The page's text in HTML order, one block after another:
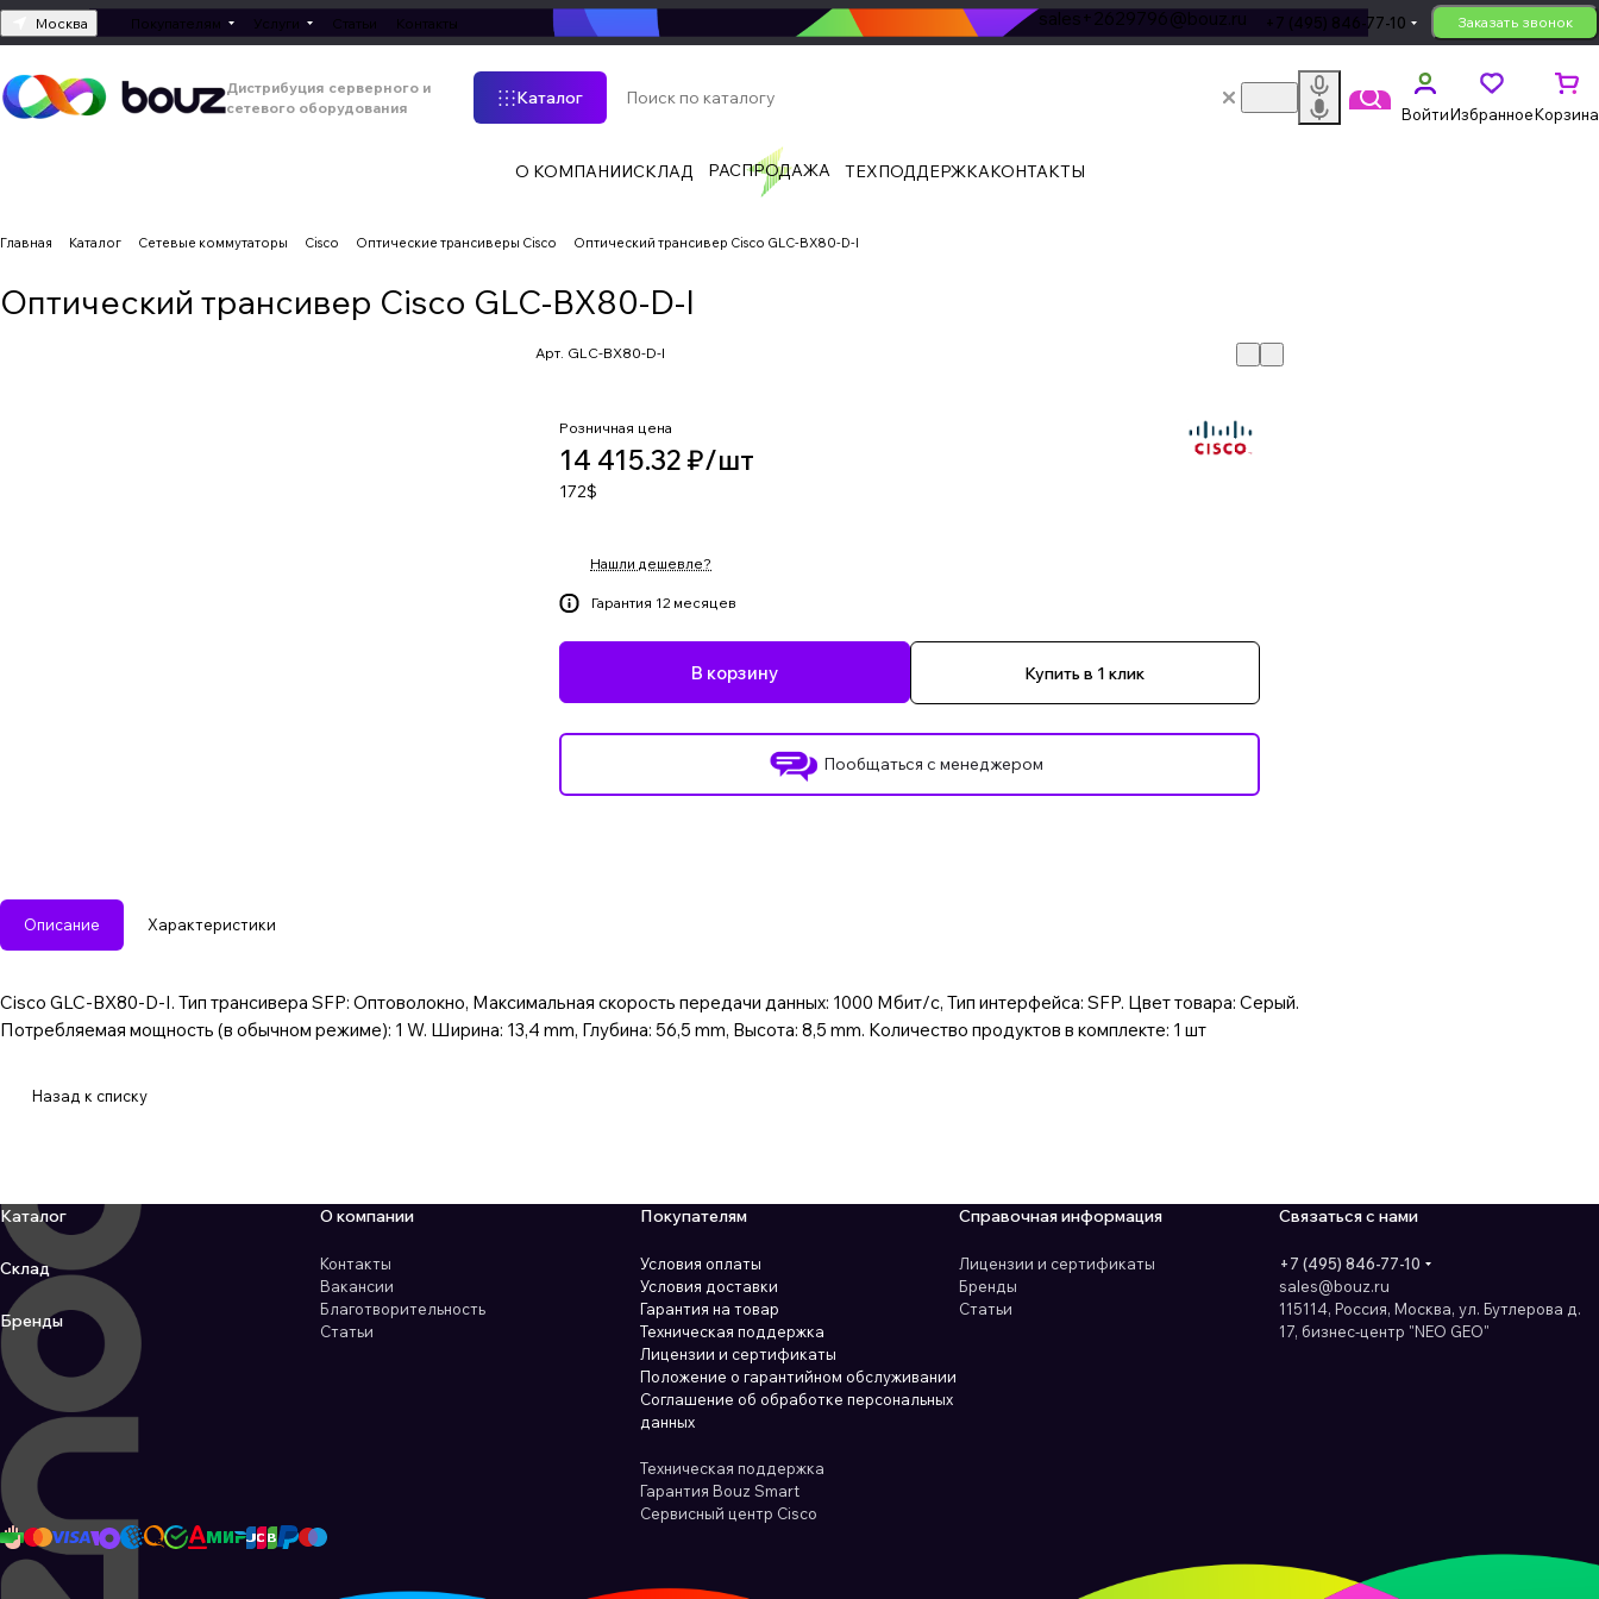
Москва Покупателям Услуги Статьи Контакты sales+2629796@bouz.ru +7 (495) 846-77-10 Заказать звонок
Дистрибуция серверного и
сетевого оборудования
Каталог
ВойтиИзбранноеКорзина
О КОМПАНИИСКЛАД РАСПРОДАЖА ТЕХПОДДЕРЖКАКОНТАКТЫ
Главная Каталог Сетевые коммутаторы Cisco Оптические трансиверы Cisco Оптический трансивер Cisco GLC-BX80-D-I
Оптический трансивер Cisco GLC-BX80-D-I
Арт. GLC-BX80-D-I
Розничная цена
14 415.32 ₽/шт
172$
В корзину Купить в 1 клик
Пообщаться с менеджером
Нашли дешевле?
Гарантия 12 месяцев
Описание Характеристики
Cisco GLC-BX80-D-I. Тип трансивера SFP: Оптоволокно, Максимальная скорость передачи данных: 1000 Мбит/с, Тип интерфейса: SFP. Цвет товара: Серый.
Потребляемая мощность (в обычном режиме): 1 W. Ширина: 13,4 mm, Глубина: 56,5 mm, Высота: 8,5 mm. Количество продуктов в комплекте: 1 шт
Назад к списку
Каталог
Склад
Бренды
О компании
Контакты
Вакансии
Благотворительность
Статьи
Покупателям
Условия оплаты
Условия доставки
Гарантия на товар
Техническая поддержка
Лицензии и сертификаты
Положение о гарантийном обслуживании
Соглашение об обработке персональных
данных
Техническая поддержка
Гарантия Bouz Smart
Сервисный центр Cisco
Справочная информация
Лицензии и сертификаты
Бренды
Статьи
Связаться с нами
+7 (495) 846-77-10
sales@bouz.ru
115114, Россия, Москва, ул. Бутлерова д.
17, бизнес-центр "NEO GEO"